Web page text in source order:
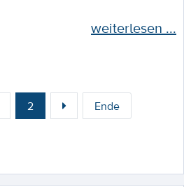
weiterlesen ...
2 Ende